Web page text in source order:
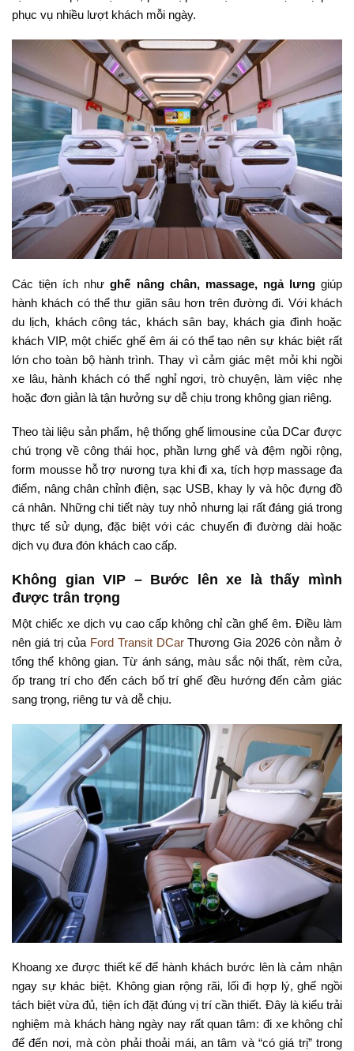
phục vụ nhiều lượt khách mỗi ngày.
Các tiện ích nhưghế nâng chân, massage, ngả lưnggiúp
hành khách có thể thư giãn sâu hơn trên đường đi. Với khách
du lịch, khách công tác, khách sân bay, khách gia đình hoặc
khách VIP, một chiếc ghế êm ái có thể tạo nên sự khác biệt rất
lớn cho toàn bộ hành trình. Thay vì cảm giác mệt mỏi khi ngồi
xe lâu, hành khách có thể nghỉ ngơi, trò chuyện, làm việc nhẹ
hoặc đơn giản là tận hưởng sự dễ chịu trong không gian riêng.
Theo tài liệu sản phẩm, hệ thống ghế limousine của DCar được
chú trọng về công thái học, phần lưng ghế và đệm ngồi rộng,
form mousse hỗ trợ nương tựa khi đi xa, tích hợp massage đa
điểm, nâng chân chỉnh điện, sạc USB, khay ly và hộc đựng đồ
cá nhân. Những chi tiết này tuy nhỏ nhưng lại rất đáng giá trong
thực tế sử dụng, đặc biệt với các chuyến đi đường dài hoặc
dịch vụ đưa đón khách cao cấp.
Không gian VIP – Bước lên xe là thấy mình
được trân trọng
Một chiếc xe dịch vụ cao cấp không chỉ cần ghế êm. Điều làm
nên giá trị của Ford Transit DCarThương Gia 2026 còn nằm ở
tổng thể không gian. Từ ánh sáng, màu sắc nội thất, rèm cửa,
ốp trang trí cho đến cách bố trí ghế đều hướng đến cảm giác
sang trọng, riêng tư và dễ chịu.
Khoang xe được thiết kế để hành khách bước lên là cảm nhận
ngay sự khác biệt. Không gian rộng rãi, lối đi hợp lý, ghế ngồi
tách biệt vừa đủ, tiện ích đặt đúng vị trí cần thiết. Đây là kiểu trải
nghiệm mà khách hàng ngày nay rất quan tâm: đi xe không chỉ
để đến nơi, mà còn phải thoải mái, an tâm và “có giá trị” trong